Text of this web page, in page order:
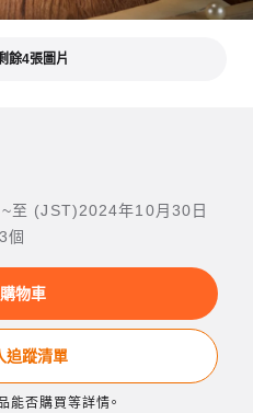
餘4張圖片
至 (JST)2024年10月30日
個
物車
追蹤清單
能否購買等詳情。